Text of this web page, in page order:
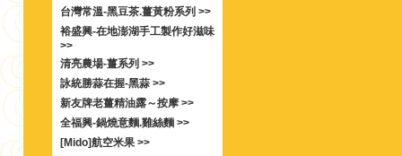
台灣常溫-黑豆茶.薑黃粉系列 >>
裕盛興-在地澎湖手工製作好滋味
>>
清亮農場-薑系列 >>
詠統勝蒜在握-黑蒜 >>
新友牌老薑精油露～按摩 >>
全福興-鍋燒意麵.雞絲麵 >>
[Mido]航空米果 >>